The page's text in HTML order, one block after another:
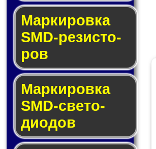
Маркировка
SMD-ре­зис­то­
ров
Маркировка
SMD-све­то­
дио­дов